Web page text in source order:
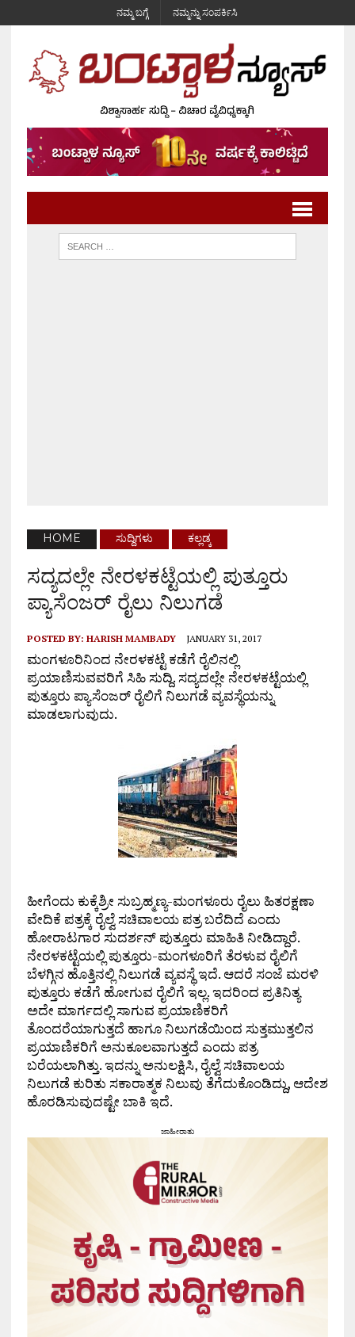
ನಮ್ಮ ಬಗ್ಗೆ ನಮ್ಮನ್ನು ಸಂಪರ್ಕಿಸಿ
HOME ಸುದ್ದಿಗಳು ಕಲ್ಲಡ್ಕ
ಸದ್ಯದಲ್ಲೇ ನೇರಳಕಟ್ಟೆಯಲ್ಲಿ ಪುತ್ತೂರು
ಪ್ಯಾಸೆಂಜರ್ ರೈಲು ನಿಲುಗಡೆ
POSTED BY: HARISH MAMBADY JANUARY 31, 2017
ಮಂಗಳೂರಿನಿಂದ ನೇರಳಕಟ್ಟೆ ಕಡೆಗೆ ರೈಲಿನಲ್ಲಿ
ಪ್ರಯಾಣಿಸುವವರಿಗೆ ಸಿಹಿ ಸುದ್ದಿ. ಸದ್ಯದಲ್ಲೇ ನೇರಳಕಟ್ಟೆಯಲ್ಲಿ
ಪುತ್ತೂರು ಪ್ಯಾಸೆಂಜರ್ ರೈಲಿಗೆ ನಿಲುಗಡೆ ವ್ಯವಸ್ಥೆಯನ್ನು
ಮಾಡಲಾಗುವುದು.
ಹೀಗೆಂದು ಕುಕ್ಕೆಶ್ರೀ ಸುಬ್ರಹ್ಮಣ್ಯ-ಮಂಗಳೂರು ರೈಲು ಹಿತರಕ್ಷಣಾ
ವೇದಿಕೆ ಪತ್ರಕ್ಕೆ ರೈಲ್ವೆ ಸಚಿವಾಲಯ ಪತ್ರ ಬರೆದಿದೆ ಎಂದು
ಹೋರಾಟಗಾರ ಸುದರ್ಶನ್ ಪುತ್ತೂರು ಮಾಹಿತಿ ನೀಡಿದ್ದಾರೆ.
ನೇರಳಕಟ್ಟೆಯಲ್ಲಿ ಪುತ್ತೂರು-ಮಂಗಳೂರಿಗೆ ತೆರಳುವ ರೈಲಿಗೆ
ಬೆಳಗ್ಗಿನ ಹೊತ್ತಿನಲ್ಲಿ ನಿಲುಗಡೆ ವ್ಯವಸ್ಥೆ ಇದೆ. ಆದರೆ ಸಂಜೆ ಮರಳಿ
ಪುತ್ತೂರು ಕಡೆಗೆ ಹೋಗುವ ರೈಲಿಗೆ ಇಲ್ಲ. ಇದರಿಂದ ಪ್ರತಿನಿತ್ಯ
ಅದೇ ಮಾರ್ಗದಲ್ಲಿ ಸಾಗುವ ಪ್ರಯಾಣಿಕರಿಗೆ
ತೊಂದರೆಯಾಗುತ್ತದೆ ಹಾಗೂ ನಿಲುಗಡೆಯಿಂದ ಸುತ್ತಮುತ್ತಲಿನ
ಪ್ರಯಾಣಿಕರಿಗೆ ಅನುಕೂಲವಾಗುತ್ತದೆ ಎಂದು ಪತ್ರ
ಬರೆಯಲಾಗಿತ್ತು. ಇದನ್ನು ಅನುಲಕ್ಷಿಸಿ, ರೈಲ್ವೆ ಸಚಿವಾಲಯ
ನಿಲುಗಡೆ ಕುರಿತು ಸಕಾರಾತ್ಮಕ ನಿಲುವು ತೆಗೆದುಕೊಂಡಿದ್ದು, ಆದೇಶ
ಹೊರಡಿಸುವುದಷ್ಟೇ ಬಾಕಿ ಇದೆ.
ಜಾಹೀರಾತು